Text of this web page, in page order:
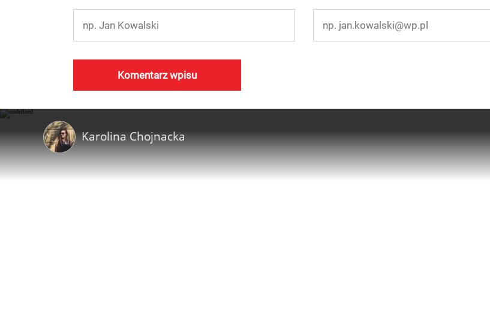
Karolina Chojnacka